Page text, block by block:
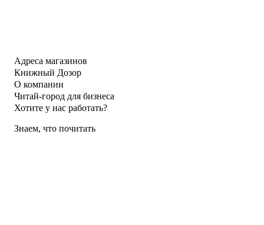
Адреса магазинов
Книжный Дозор
О компании
Читай-город для бизнеса
Хотите у нас работать?
Знаем, что почитать